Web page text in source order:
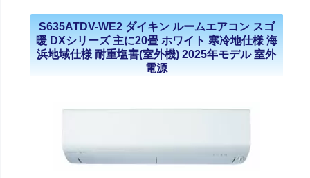
S635ATDV-WE2 ダイキン ルームエアコン スゴ
暖 DXシリーズ 主に20畳 ホワイト 寒冷地仕様 海
浜地域仕様 耐重塩害(室外機) 2025年モデル 室外
電源